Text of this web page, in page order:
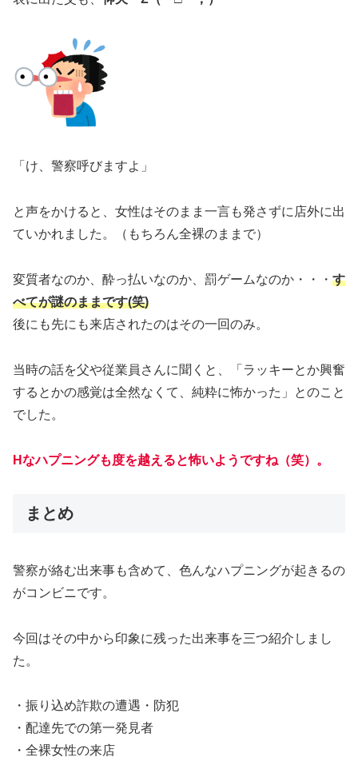
「け、警察呼びますよ」
と声をかけると、女性はそのまま一言も発さずに店外に出
ていかれました。（もちろん全裸のままで）
変質者なのか、酔っ払いなのか、罰ゲームなのか・・・ す
べてが謎のままです(笑)
後にも先にも来店されたのはその一回のみ。
当時の話を父や従業員さんに聞くと、「ラッキーとか興奮
するとかの感覚は全然なくて、純粋に怖かった」とのこと
でした。
Hなハプニングも度を越えると怖いようですね（笑）。
まとめ
警察が絡む出来事も含めて、色んなハプニングが起きるの
がコンビニです。
今回はその中から印象に残った出来事を三つ紹介しまし
た。
・振り込め詐欺の遭遇・防犯
・配達先での第一発見者
・全裸女性の来店